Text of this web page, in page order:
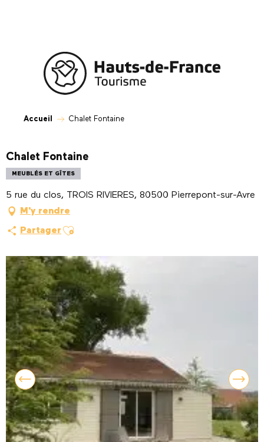
Accueil Chalet Fontaine
Chalet Fontaine
MEUBLÉS ET GÎTES
5 rue du clos, TROIS RIVIERES, 80500 Pierrepont-sur-Avre
M'y rendre
Partager Ajouter aux favoris